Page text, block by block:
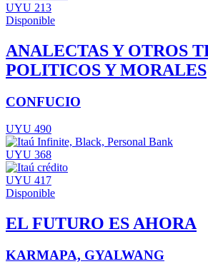
UYU 213
Disponible
ANALECTAS Y OTROS
POLITICOS Y MORALES
CONFUCIO
UYU 490
UYU 368
UYU 417
Disponible
EL FUTURO ES AHORA
KARMAPA, GYALWANG